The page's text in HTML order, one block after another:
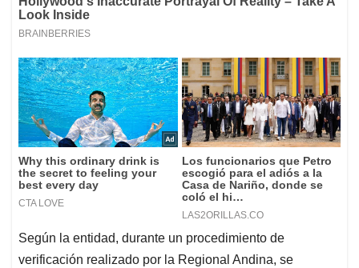
Según la entidad, durante un procedimiento de
verificación realizado por la Regional Andina, se